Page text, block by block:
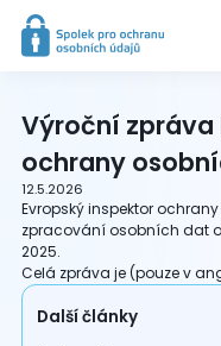
Výroční zpráva
ochrany
12.5.2026
Evropský inspektor
zpracování osobních dat
2025.
Celá zpráva je (pouze v
Další články